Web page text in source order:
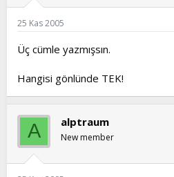
25 Kas 2005
Üç cümle yazmışsın.
Hangisi gönlünde TEK!
A alptraum
New member